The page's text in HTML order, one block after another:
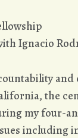
Ignacio
the
my four-
including